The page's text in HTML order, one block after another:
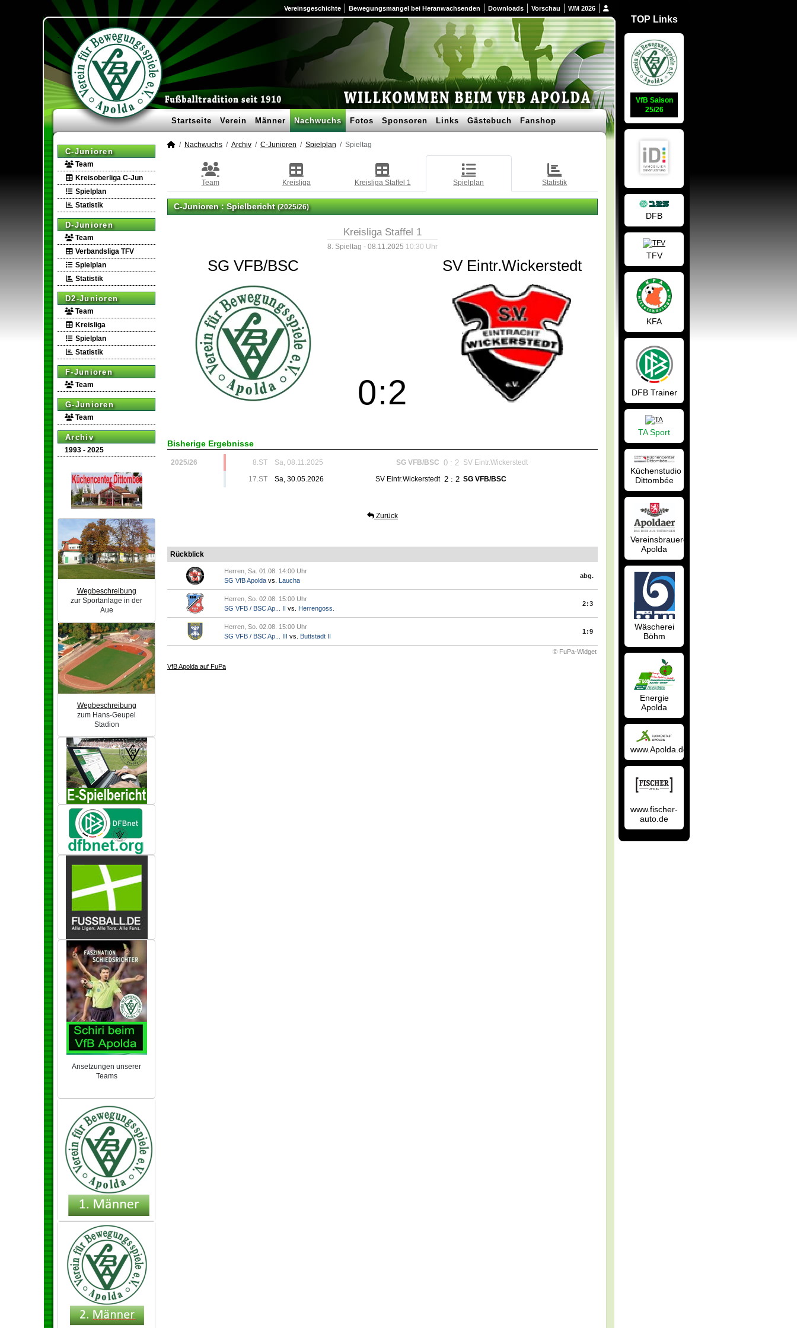
Vereinsgeschichte Bewegungsmangel bei Heranwachsenden Downloads Vorschau WM 2026
Startseite Verein Männer Nachwuchs Fotos Sponsoren Links Gästebuch Fanshop
C-Junioren
Team
Kreisoberliga C-Jun
Spielplan
Statistik
D-Junioren
Team
Verbandsliga TFV
Spielplan
Statistik
D2-Junioren
Team
Kreisliga
Spielplan
Statistik
F-Junioren
Team
G-Junioren
Team
Archiv
1993 - 2025
Wegbeschreibung
zur Sportanlage in der
Aue
Wegbeschreibung
zum Hans-Geupel
Stadion
Ansetzungen unserer
Teams
Nachwuchs Archiv C-Junioren Spielplan Spieltag
Team Kreisliga Kreisliga Staffel 1 Spielplan Statistik
C-Junioren :Spielbericht (2025/26)
Kreisliga Staffel 1
8. Spieltag - 08.11.2025 10:30 Uhr
SG VFB/BSC SV Eintr.Wickerstedt
0:2
Bisherige Ergebnisse
2025/26 8.ST Sa, 08.11.2025 SG VFB/BSC 0 : 2 SV Eintr.Wickerstedt
17.ST
Sa, 30.05.2026 SV Eintr.Wickerstedt 2 : 2 SG VFB/BSC
Zurück
Rückblick
Herren, Sa. 01.08. 14:00 Uhr
SG VfB Apolda vs. Laucha
abg.
Herren, So. 02.08. 15:00 Uhr
SG VFB / BSC Ap... II vs. Herrengoss.
2:3
Herren, So. 02.08. 15:00 Uhr
SG VFB / BSC Ap... III vs. Buttstädt II
1:9
© FuPa-Widget
VfB Apolda auf FuPa
TOP Links
VfB Saison
25/26
DFB
TFV
KFA
DFB Trainer
TA Sport
Küchenstudio
Dittombée
Vereinsbrauerei
Apolda
Wäscherei
Böhm
Energie
Apolda
www.Apolda.de
www.fischer-
auto.de